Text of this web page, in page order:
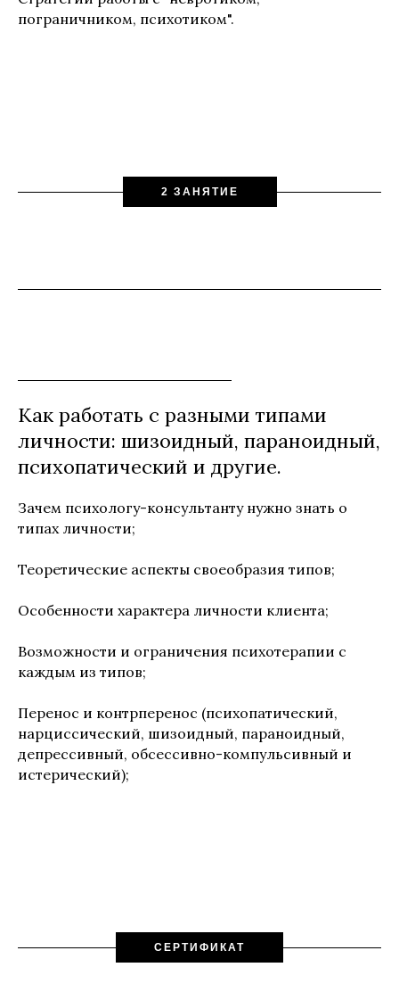
пограничником, психотиком".
2 ЗАНЯТИЕ
Как работать с разными типами
личности: шизоидный, параноидный,
психопатический и другие.
Зачем психологу-консультанту нужно знать о
типах личности;
Теоретические аспекты своеобразия типов;
Особенности характера личности клиента;
Возможности и ограничения психотерапии с
каждым из типов;
Перенос и контрперенос (психопатический,
нарциссический, шизоидный, параноидный,
депрессивный, обсессивно-компульсивный и
истерический);
СЕРТИФИКАТ